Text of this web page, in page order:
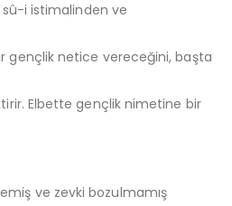
i istimalinden ve
gençlik netice vereceğini, başta
Elbette gençlik nimetine bir
ve zevki bozulmamış